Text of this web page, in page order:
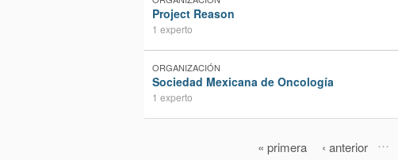
Project Reason
1 experto
ORGANIZACIÓN
Sociedad Mexicana de Oncología
1 experto
« primera ‹ anterior …